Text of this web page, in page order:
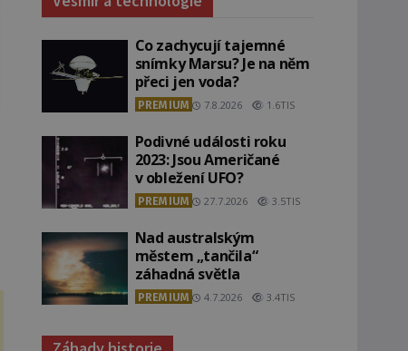
Co zachycují tajemné
snímky Marsu? Je na něm
přeci jen voda?
PREMIUM 7.8.2026 1.6TIS
Podivné události roku
2023: Jsou Američané
v obležení UFO?
PREMIUM 27.7.2026 3.5TIS
Nad australským
městem „tančila“
záhadná světla
PREMIUM 4.7.2026 3.4TIS